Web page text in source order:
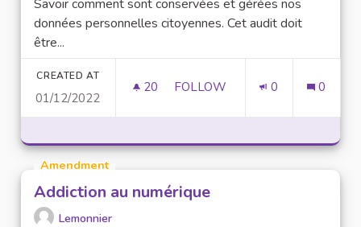
Savoir comment sont conservées et gérées nos
données personnelles citoyennes. Cet audit doit
être...
CREATED AT
01/12/2022
20 20 FOLLOWERS
FOLLOW 0 0
Amendment
Addiction au numérique
Lemonnier